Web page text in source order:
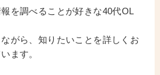
を調べることが好きな40代OL
がら、知りたいことを詳しくお
ます。